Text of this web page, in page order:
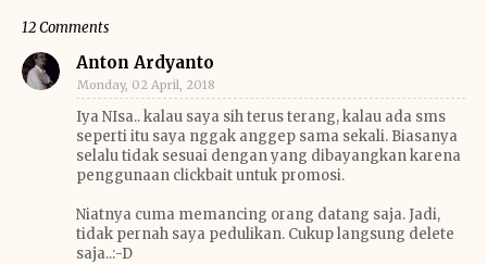
12 Comments
Anton Ardyanto
Monday, 02 April, 2018
Iya NIsa.. kalau saya sih terus terang, kalau ada sms
seperti itu saya nggak anggep sama sekali. Biasanya
selalu tidak sesuai dengan yang dibayangkan karena
penggunaan clickbait untuk promosi.
Niatnya cuma memancing orang datang saja. Jadi,
tidak pernah saya pedulikan. Cukup langsung delete
saja..:-D